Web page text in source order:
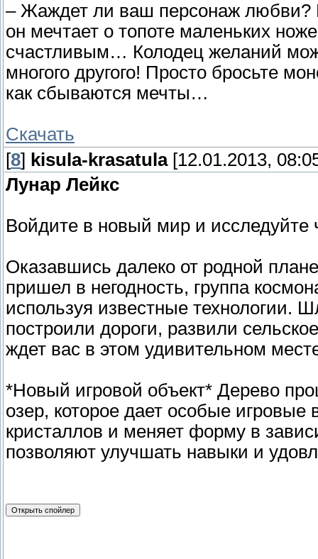
– Жаждет ли ваш персонаж любви?
он мечтает о топоте маленьких
счастливым… Колодец желаний
многого другого! Просто бросьте
как сбываются мечты…
Скачать
[8] kisula-krasatula[12.01.2013,
Лунар Лейкс
Войдите в новый мир и исследуйте
Оказавшись далеко от родной
пришел в негодность, группа
используя известные технологии.
построили дороги, развили
ждет вас в этом удивительном
*Новый игровой объект* Дерево
озер, которое дает особые
кристаллов и меняет форму в
позволяют улучшать навыки и